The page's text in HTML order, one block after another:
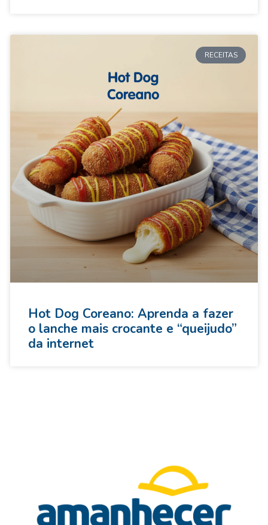
RECEITAS
Hot Dog Coreano: Aprenda a fazer
o lanche mais crocante e “queijudo”
da internet